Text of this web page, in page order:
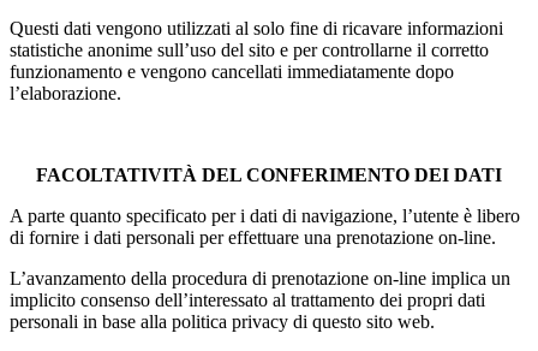
Questi dati vengono utilizzati al solo fine di ricavare informazioni
statistiche anonime sull’uso del sito e per controllarne il corretto
funzionamento e vengono cancellati immediatamente dopo
l’elaborazione.
FACOLTATIVITÀ DEL CONFERIMENTO DEI DATI
A parte quanto specificato per i dati di navigazione, l’utente è libero
di fornire i dati personali per effettuare una prenotazione on-line.
L’avanzamento della procedura di prenotazione on-line implica un
implicito consenso dell’interessato al trattamento dei propri dati
personali in base alla politica privacy di questo sito web.